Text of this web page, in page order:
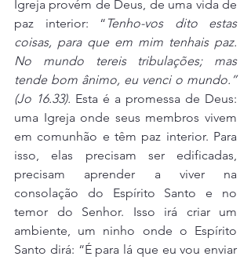
Igreja provém de Deus, de uma vida de
paz interior: “ Tenho-vos dito estas
coisas, para que em mim tenhais paz.
No mundo tereis tribulações; mas
tende bom ânimo, eu venci o mundo.”
(Jo 16.33). Esta é a promessa de Deus:
uma Igreja onde seus membros vivem
em comunhão e têm paz interior. Para
isso, elas precisam ser edificadas,
precisam aprender a viver na
consolação do Espírito Santo e no
temor do Senhor. Isso irá criar um
ambiente, um ninho onde o Espírito
Santo dirá: “É para lá que eu vou enviar